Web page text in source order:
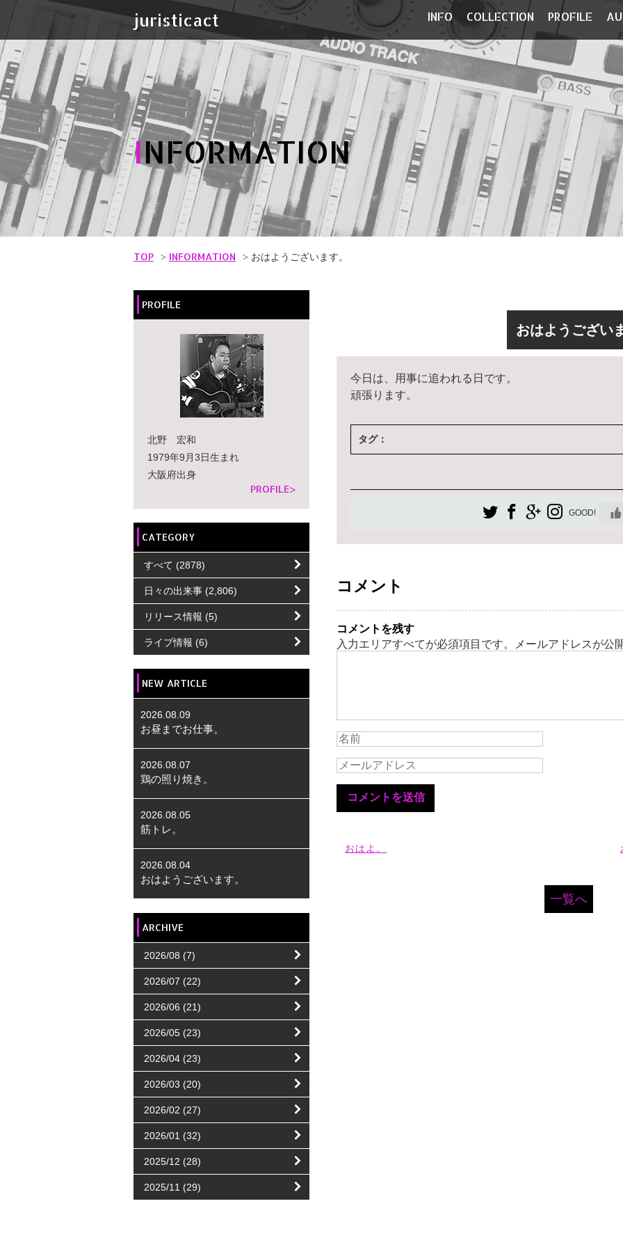
juristicact INFO COLLECTION PROFILE
INFORMATION
TOP INFORMATION おはようございます。
おはようござい
今日は、用事に追われる日です。
頑張ります。
タグ：
GOOD!
コメント
コメントを残す
入力エリアすべてが必須項目です。メールアドレスが公
おはよ。
一覧へ
PROFILE
北野 宏和
1979年9月3日生まれ
大阪府出身
PROFILE>
CATEGORY
すべて (2878)
日々の出来事 (2,806)
リリース情報 (5)
ライブ情報 (6)
NEW ARTICLE
2026.08.09
お昼までお仕事。
2026.08.07
鶏の照り焼き。
2026.08.05
筋トレ。
2026.08.04
おはようございます。
ARCHIVE
2026/08 (7)
2026/07 (22)
2026/06 (21)
2026/05 (23)
2026/04 (23)
2026/03 (20)
2026/02 (27)
2026/01 (32)
2025/12 (28)
2025/11 (29)